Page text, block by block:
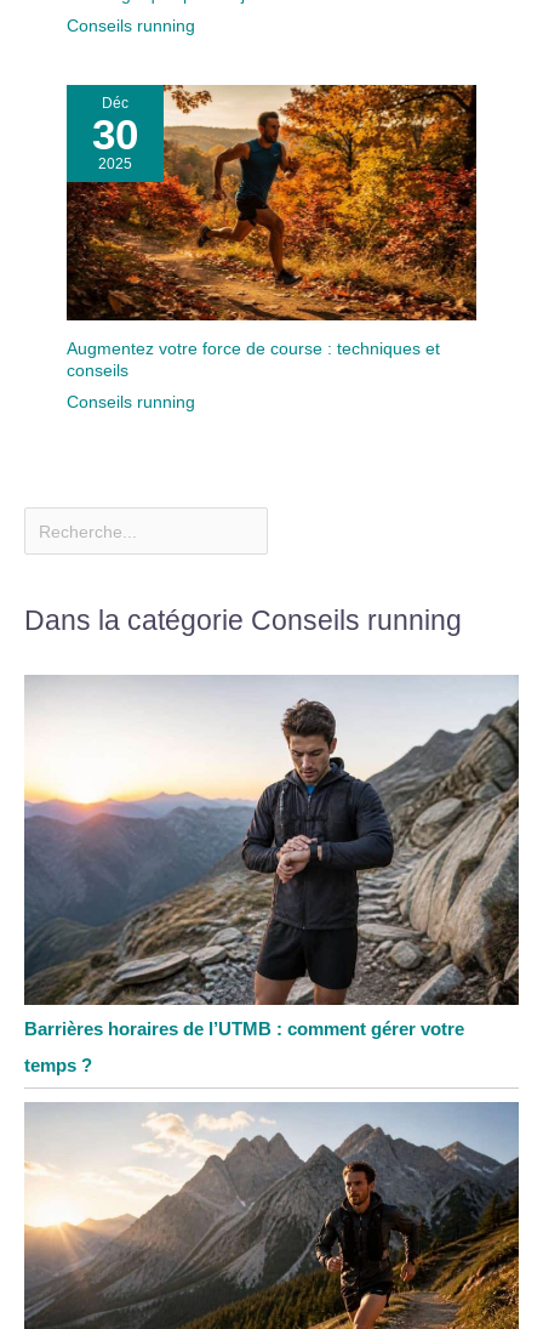
Conseils running
Déc
30
2025
Augmentez votre force de course : techniques et
conseils
Conseils running
Dans la catégorie Conseils running
Barrières horaires de l’UTMB : comment gérer votre
temps ?